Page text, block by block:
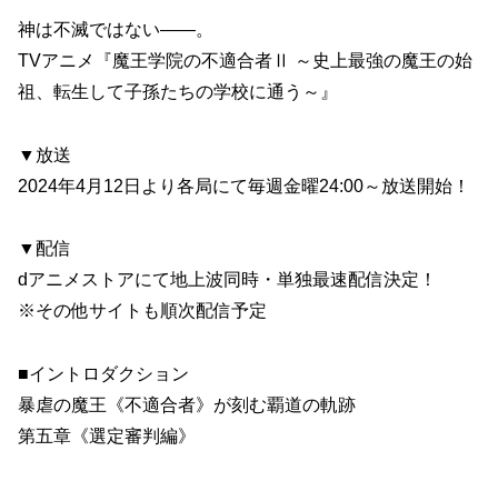
神は不滅ではない――。
TVアニメ『魔王学院の不適合者Ⅱ ～史上最強の魔王の始
祖、転生して子孫たちの学校に通う～』
▼放送
2024年4月12日より各局にて毎週金曜24:00～放送開始！
▼配信
dアニメストアにて地上波同時・単独最速配信決定！
※その他サイトも順次配信予定
■イントロダクション
暴虐の魔王《不適合者》が刻む覇道の軌跡
第五章《選定審判編》